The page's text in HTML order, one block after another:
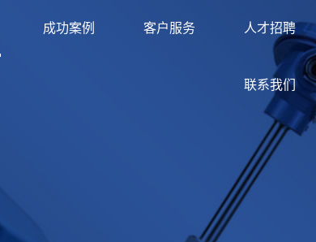
成功案例 客户服务 人才招聘
联系我们